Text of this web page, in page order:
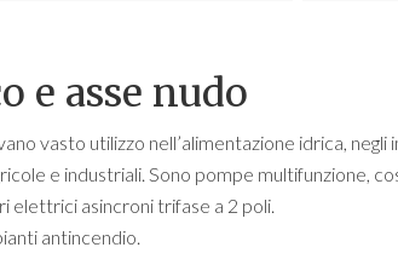
e asse nudo
vasto utilizzo nell’alimentazione idrica, negli
e industriali. Sono pompe multifunzione,
elettrici asincroni trifase a 2 poli.
antincendio.